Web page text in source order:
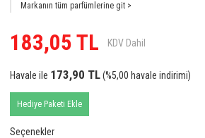
Markanın tüm parfümlerine git >
183,05 TL KDV Dahil
Havale ile 173,90 TL(%5,00 havale indirimi)
Hediye Paketi Ekle
Seçenekler